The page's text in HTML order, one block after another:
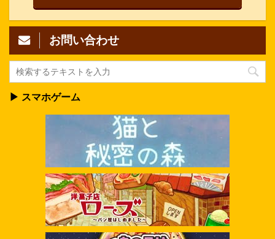
お問い合わせ
▶ スマホゲーム